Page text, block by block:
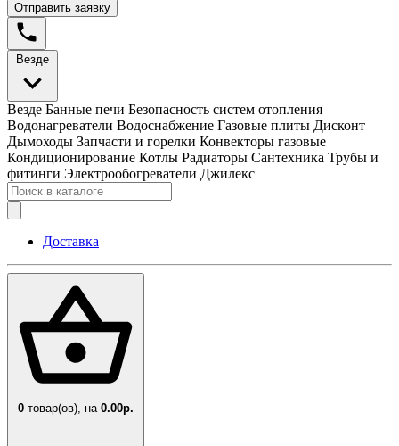
Отправить заявку
Везде
Везде Банные печи Безопасность систем отопления
Водонагреватели Водоснабжение Газовые плиты Дисконт
Дымоходы Запчасти и горелки Конвекторы газовые
Кондиционирование Котлы Радиаторы Сантехника Трубы и
фитинги Электрообогреватели Джилекс
Доставка
0 товар(ов), на 0.00р.